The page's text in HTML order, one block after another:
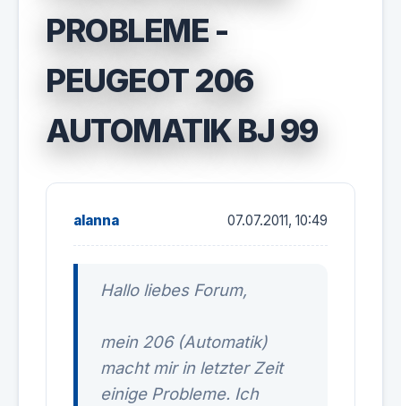
PROBLEME -
PEUGEOT 206
AUTOMATIK BJ 99
alanna 07.07.2011, 10:49
Hallo liebes Forum,
mein 206 (Automatik)
macht mir in letzter Zeit
einige Probleme. Ich